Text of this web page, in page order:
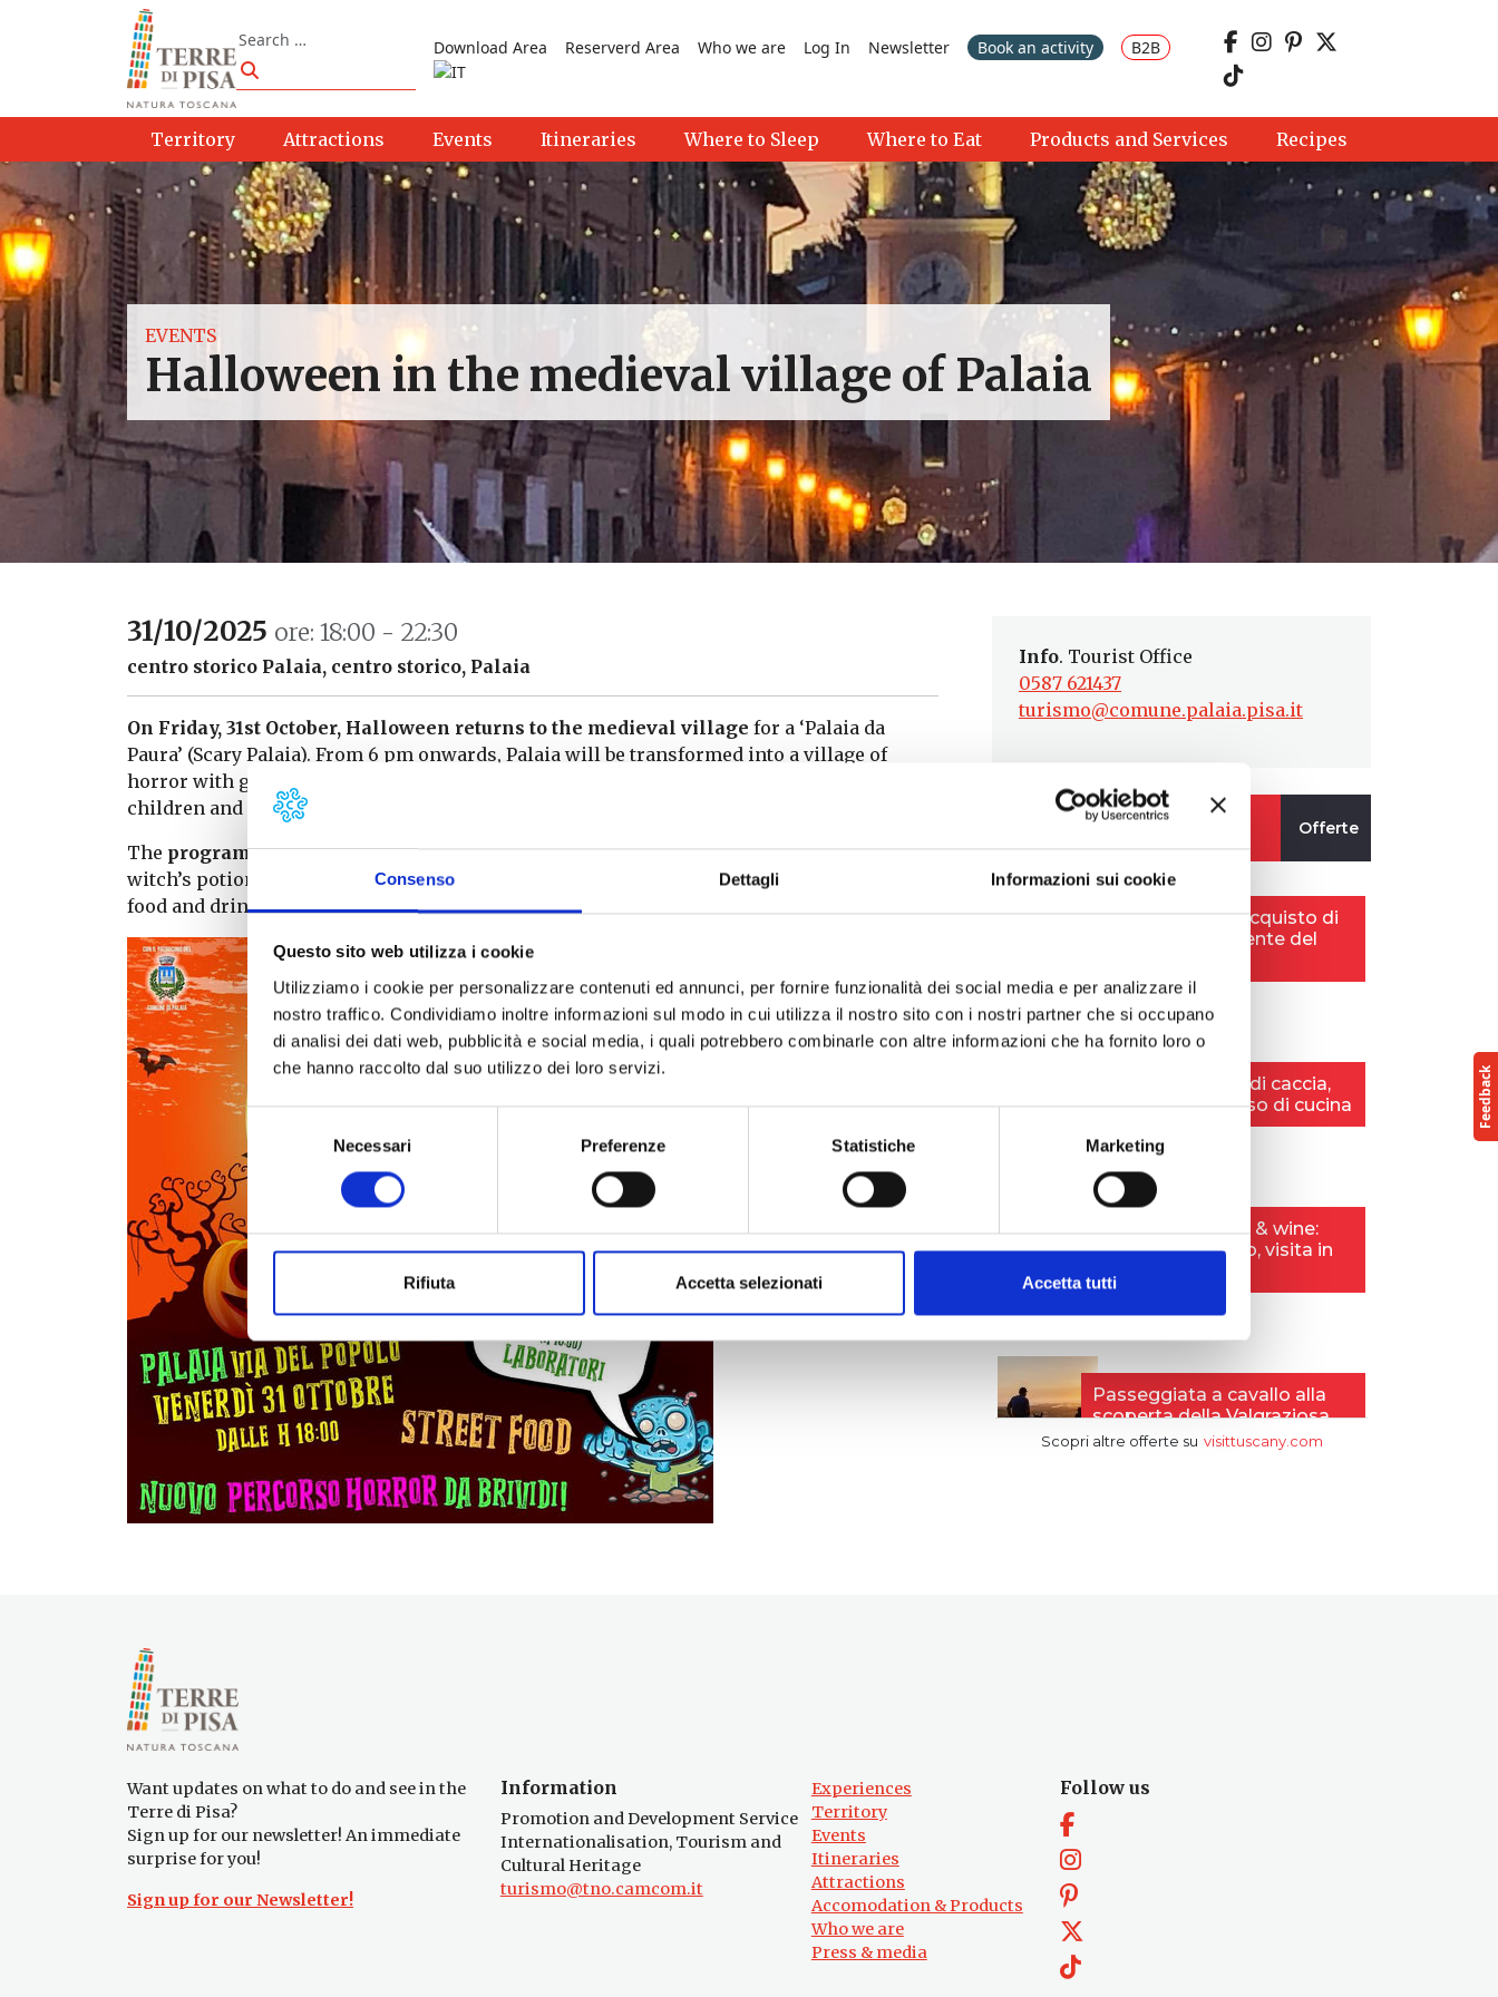
Consenso Dettagli Informazioni sui cookie
Questo sito web utilizza i cookie
Utilizziamo i cookie per personalizzare contenuti ed annunci, per fornire funzionalità dei social media e per analizzare il
nostro traffico. Condividiamo inoltre informazioni sul modo in cui utilizza il nostro sito con i nostri partner che si occupano
di analisi dei dati web, pubblicità e social media, i quali potrebbero combinarle con altre informazioni che ha fornito loro o
che hanno raccolto dal suo utilizzo dei loro servizi.
del
consenso
Necessari Preferenze Statistiche Marketing
Rifiuta Accetta selezionati Accetta tutti
Search
Search
Download Area Reserverd Area Who we are Log In Newsletter Book an activity B2B
Territory Attractions Events Itineraries Where to Sleep Where to Eat Products and Services Recipes
EVENTS
Halloween in the medieval village of Palaia
31/10/2025 ore: 18:00 - 22:30
centro storico Palaia, centro storico, Palaia
On Friday, 31st October, Halloween returns to the medieval village for a ‘Palaia da
Paura’ (Scary Palaia). From 6 pm onwards, Palaia will be transformed into a village of
horror with ghosts, witches, zombies, cemeteries, skeletons and much more… suitable for
children and adults (only the bravest).
The programmeincludes a spine-chilling trail for adults and another for children, a
witch’s potion hunt, a creative workshop, games for children, sweet and savoury street
food and drinks.
Info. Tourist Office
0587 621437
turismo@comune.palaia.pisa.it
Want updates on what to do and see in the
Terre di Pisa?
Sign up for our newsletter! An immediate
surprise for you!
Sign up for our Newsletter!
Information
Promotion and Development Service
Internationalisation, Tourism and
Cultural Heritage
turismo@tno.camcom.it
Experiences
Territory
Events
Itineraries
Attractions
Accomodation & Products
Who we are
Press & media
Follow us